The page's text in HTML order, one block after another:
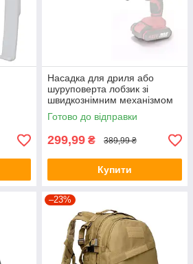
Насадка для дриля або
шуруповерта лобзик зі
швидкознімним механізмом
SAW KT-107
Готово до відправки
299,99 ₴ 389,99 ₴
Купити
–23%